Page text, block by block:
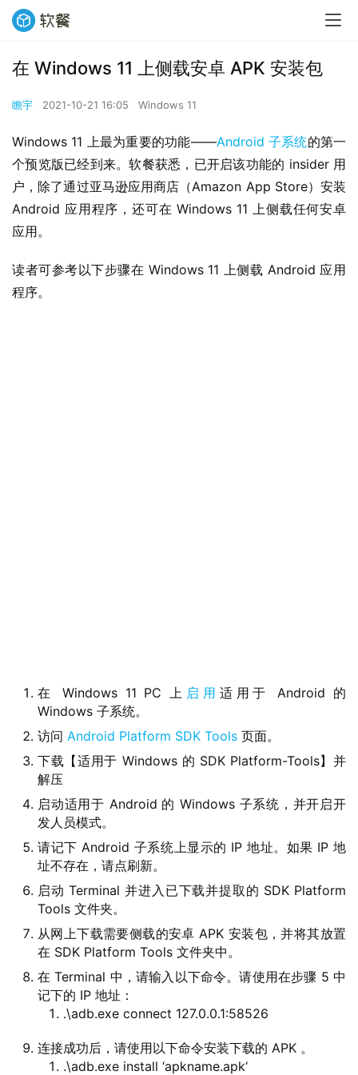
界
W
0
软
在 Windows 11 上侧载安卓 APK 安装包
瞻宇 2021-10-21 16:05 Windows 11
Windows 11 上最为重要的功能——Android 子系统的第一
个预览版已经到来。软餐获悉，已开启该功能的 insider 用
户，除了通过亚马逊应用商店（Amazon App Store）安装
Android 应用程序，还可在 Windows 11 上侧载任何安卓
应用。
读者可参考以下步骤在 Windows 11 上侧载 Android 应用
程序。
在 Windows 11 PC 上 启用 适用于 Android 的
Windows 子系统。
访问 Android Platform SDK Tools 页面。
下载【适用于 Windows 的 SDK Platform-Tools】并
解压
启动适用于 Android 的 Windows 子系统，并开启开
发人员模式。
请记下 Android 子系统上显示的 IP 地址。如果 IP 地
址不存在，请点刷新。
启动 Terminal 并进入已下载并提取的 SDK Platform
Tools 文件夹。
从网上下载需要侧载的安卓 APK 安装包，并将其放置
在 SDK Platform Tools 文件夹中。
在 Terminal 中，请输入以下命令。请使用在步骤 5 中
记下的 IP 地址：
.\adb.exe connect 127.0.0.1:58526
连接成功后，请使用以下命令安装下载的 APK 。
.\adb.exe install ‘apkname.apk‘